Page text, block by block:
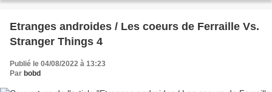
Etranges androides / Les coeurs de Ferraille Vs.
Stranger Things 4
Publié le 04/08/2022 à 13:23
Par bobd